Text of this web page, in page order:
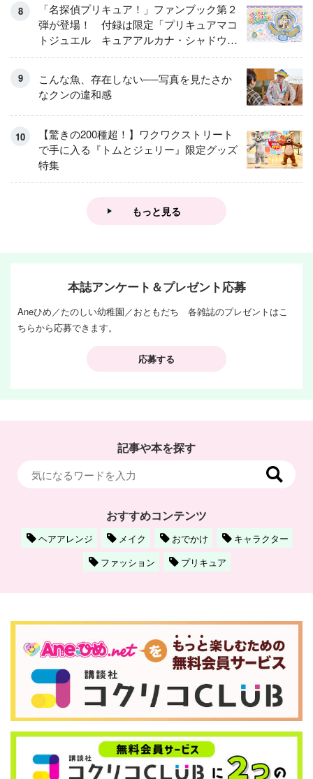
「名探偵プリキュア！」ファンブック第２
弾が登場！ 付録は限定「プリキュアマコ
トジュエル キュアアルカナ・シャドウ
アイスver.」 キュアエクレールを大特
こんな魚、存在しない──写真を見たさか
なクンの違和感
【驚きの200種超！】ワクワクストリート
で手に入る『トムとジェリー』限定グッズ
特集
もっと見る
本誌アンケート＆プレゼント応募
Aneひめ／たのしい幼稚園／おともだち 各雑誌のプレゼントはこ
ちらから応募できます。
応募する
記事や本を探す
おすすめコンテンツ
ヘアアレンジ メイク おでかけ
キャラクター
ファッション
プリキュア